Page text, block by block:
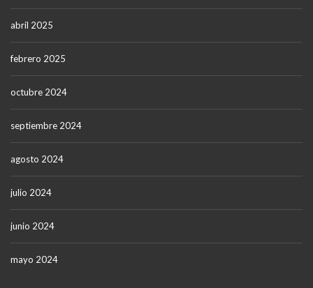
abril 2025
febrero 2025
octubre 2024
septiembre 2024
agosto 2024
julio 2024
junio 2024
mayo 2024